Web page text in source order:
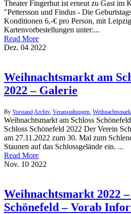
Theater Fingerhut ist erneut zu Gast im
"Pettersson und Findus - Die
Konditionen 6,-€ pro Person, mit
Kartenvorbestellungen unter:...
Read More
Dez. 04 2022
Weihnachtsmarkt am
2022 – Galerie
By Vorstand Archiv, Veranstaltungen
Weihnachtsmarkt am Schloss
Schloss Schönefeld 2022 Der Verein
am 27.11.2022 zum 30. Mal zum
Staunen auf das Schlossgelände ein. ...
Read More
Nov. 10 2022
Weihnachtsmarkt 2022 –
Schönefeld – Vorab